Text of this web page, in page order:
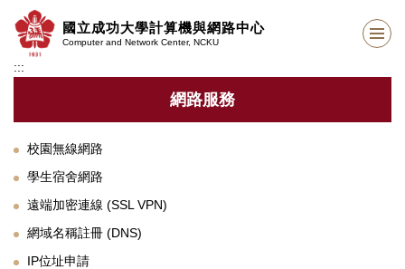
到
要
區
國立成功大學計算機與網路中心
Computer and Network Center, NCKU
:::
網路服務
校園無線網路
學生宿舍網路
遠端加密連線 (SSL VPN)
網域名稱註冊 (DNS)
IP位址申請